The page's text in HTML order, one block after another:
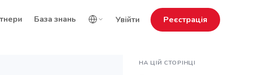
Увійти Реєстрація
База знань
НА ЦІЙ СТОРІНЦІ